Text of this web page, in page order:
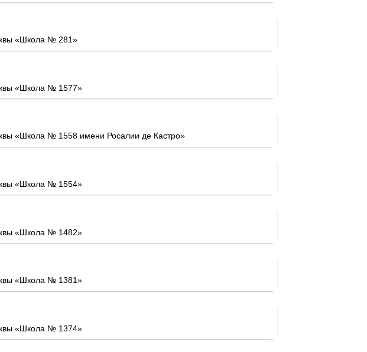
«Школа № 281»
«Школа № 1577»
«Школа № 1558 имени Росалии де Кастро»
«Школа № 1554»
«Школа № 1482»
«Школа № 1381»
«Школа № 1374»